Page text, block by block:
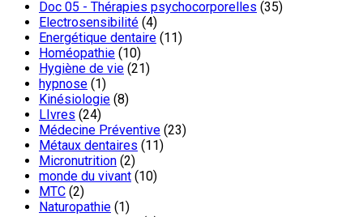
Doc 05 - Thérapies psychocorporelles (35)
Electrosensibilité (4)
Energétique dentaire (11)
Homéopathie (10)
Hygiène de vie (21)
hypnose (1)
Kinésiologie (8)
LIvres (24)
Médecine Préventive (23)
Métaux dentaires (11)
Micronutrition (2)
monde du vivant (10)
MTC (2)
Naturopathie (1)